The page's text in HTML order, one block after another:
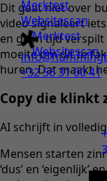
Dit gaat niet over
video signaleert
en geen tijd
moeite om dit te
huren. Dat maakt
Copy die klinkt
AI schrijft in
Mensen starten
‘dus’ en ‘eigenlijk’
Merktest
Merktest
Websitescan
Websitescan
+32 56 31 00 41